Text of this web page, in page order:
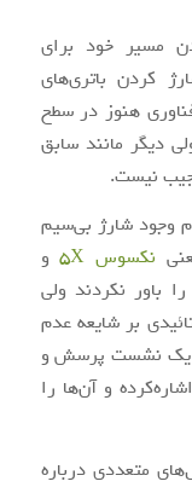
مسیر خود برای
کردن باتری‌های
هنوز در سطح
دیگر مانند سابق
نیست.
وجود شارژ بی‌سیم
نکسوس 5X
و
باور نکردند ولی
بر شایعه عدم
یک نشست پرسش و
و آن‌ها را
متعددی درباره